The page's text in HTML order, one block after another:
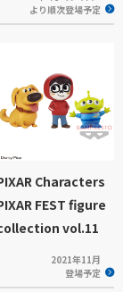
より順次登場予定
Characters
FEST figure
vol.11
2021年11月
登場予定